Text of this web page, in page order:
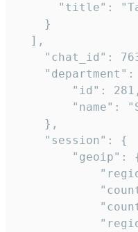
"title":
    }
  ],
"chat_id":
"department":
        "id": 281,
"name":
    },
    "session": {
"geoip":